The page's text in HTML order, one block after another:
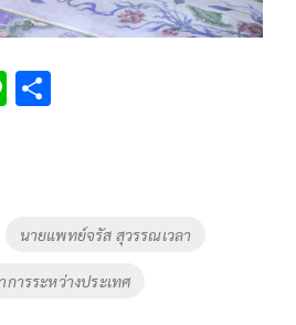
Li
นายแพทย์จรัส สุวรรณเวลา
การระหว่างประเทศ